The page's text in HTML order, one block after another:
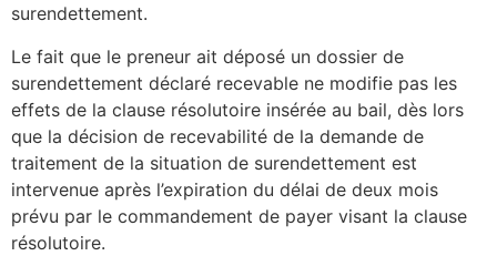
surendettement.
Le fait que le preneur ait déposé un dossier de
surendettement déclaré recevable ne modifie pas les
effets de la clause résolutoire insérée au bail, dès lors
que la décision de recevabilité de la demande de
traitement de la situation de surendettement est
intervenue après l’expiration du délai de deux mois
prévu par le commandement de payer visant la clause
résolutoire.